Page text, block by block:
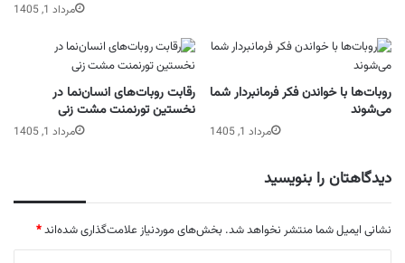
مرداد 1, 1405
رقابت روبات‌های انسان‌نما در
نخستین تورنمنت مشت زنی
مرداد 1, 1405
روبات‌ها با خواندن فکر فرمانبردار شما
می‌شوند
مرداد 1, 1405
دیدگاهتان را بنویسید
نشانی ایمیل شما منتشر نخواهد شد. بخش‌های موردنیاز علامت‌گذاری شده‌اند*